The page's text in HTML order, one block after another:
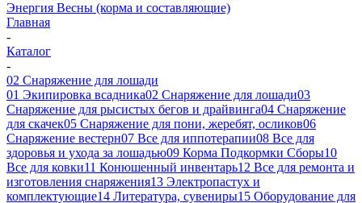
Энергия Весны (корма и составляющие)
Главная
-
Каталог
-
02 Снаряжение для лошади
01 Экипировка всадника02 Снаряжение для лошади03
Снаряжение для рысистых бегов и драйвинга04 Снаряжение
для скачек05 Снаряжение для пони, жеребят, осликов06
Снаряжение вестерн07 Все для иппотерапии08 Все для
здоровья и ухода за лошадью09 Корма Подкормки Сборы10
Все для ковки11 Конюшенный инвентарь12 Все для ремонта и
изготовления снаряжения13 Электропастух и
комплектующие14 Литература, сувениры15 Оборудование для